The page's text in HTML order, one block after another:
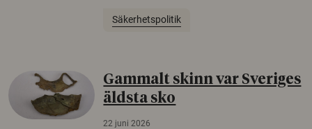
Säkerhetspolitik
Gammalt skinn var Sveriges
äldsta sko
22 juni 2026